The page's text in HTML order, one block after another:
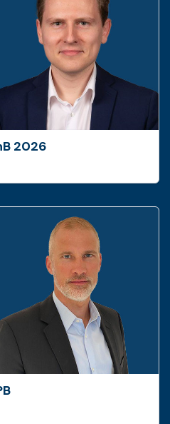
2026